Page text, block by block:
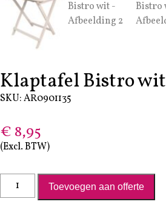
Klaptafel Bistro wit
SKU: AR0901135
€ 8,95
(Excl. BTW)
Klaptafel Bistro wit aantal
Toevoegen aan offerte